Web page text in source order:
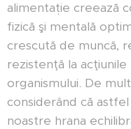
alimentație creează
fizică şi mentală
crescută de muncă,
rezistenţă la
organismului. De
considerând că
noastre hrana